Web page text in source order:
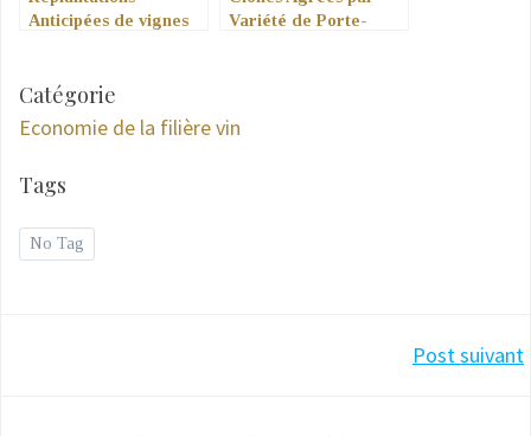
Anticipées de vignes
Variété de Porte-
Catégorie
Economie de la filière vin
Tags
No Tag
Navigation
Post suivant